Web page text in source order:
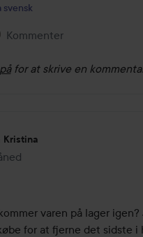
svensk
Kommenter
for at skrive en
Kristina
blev oprettet 1 måned
varen på lager igen?
for at fjerne det sidste i